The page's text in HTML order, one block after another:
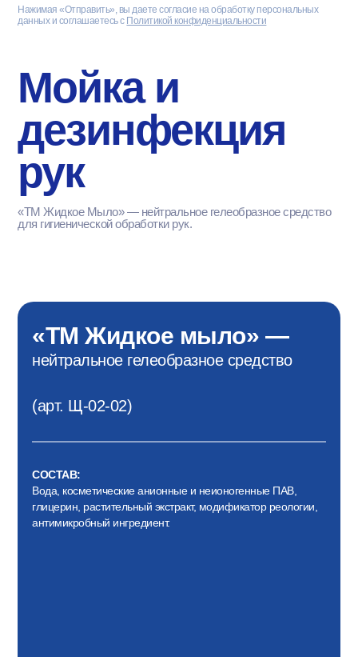
Нажимая «Отправить», вы даете согласие на обработку персональных
данных и соглашаетесь с Политикой конфиденциальности
Мойка и
дезинфекция
рук
«ТМ Жидкое Мыло» — нейтральное гелеобразное средство
для гигиенической обработки рук.
«ТМ Жидкое мыло» —
нейтральное гелеобразное средство
(арт. Щ-02-02)
СОСТАВ:
Вода, косметические анионные и неионогенные ПАВ,
глицерин, растительный экстракт, модификатор реологии,
антимикробный ингредиент.